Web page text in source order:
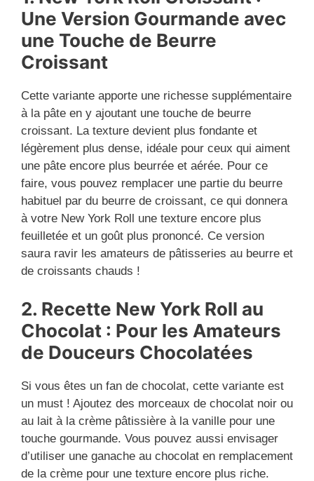
Une Version Gourmande avec
une Touche de Beurre
Croissant
Cette variante apporte une richesse supplémentaire
à la pâte en y ajoutant une touche de beurre
croissant. La texture devient plus fondante et
légèrement plus dense, idéale pour ceux qui aiment
une pâte encore plus beurrée et aérée. Pour ce
faire, vous pouvez remplacer une partie du beurre
habituel par du beurre de croissant, ce qui donnera
à votre New York Roll une texture encore plus
feuilletée et un goût plus prononcé. Ce version
saura ravir les amateurs de pâtisseries au beurre et
de croissants chauds !
2. Recette New York Roll au
Chocolat : Pour les Amateurs
de Douceurs Chocolatées
Si vous êtes un fan de chocolat, cette variante est
un must ! Ajoutez des morceaux de chocolat noir ou
au lait à la crème pâtissière à la vanille pour une
touche gourmande. Vous pouvez aussi envisager
d’utiliser une ganache au chocolat en remplacement
de la crème pour une texture encore plus riche.